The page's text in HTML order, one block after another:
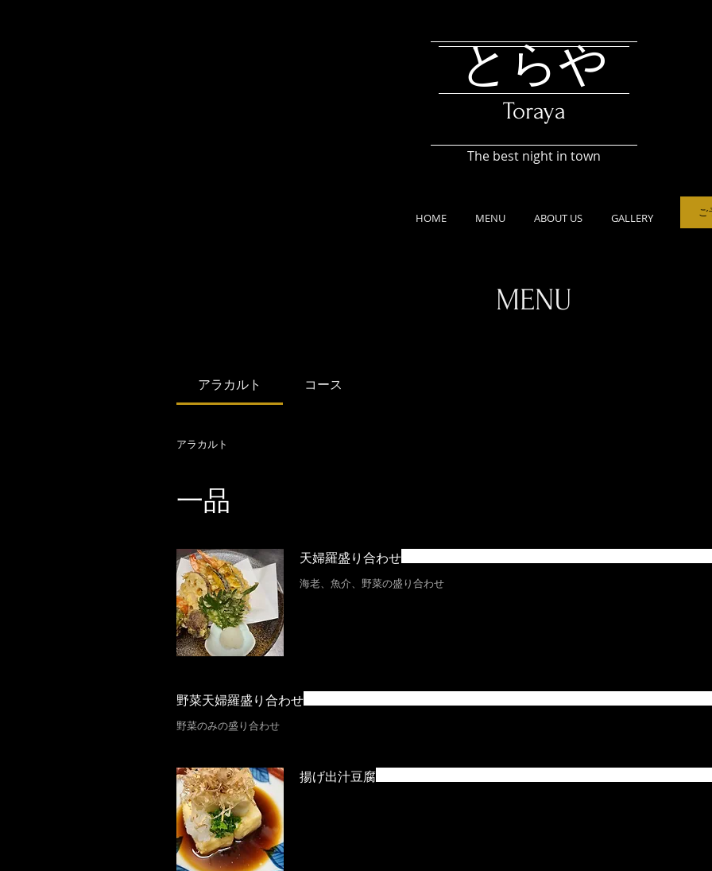
とらや
Toraya
The best night in town
HOME MENU ABOUT US GALLERY
MENU
アラカルト コース
アラカルト
一品
天婦羅盛り合わせ
海老、魚介、野菜の盛り合わせ
野菜天婦羅盛り合わせ
野菜のみの盛り合わせ
揚げ出汁豆腐